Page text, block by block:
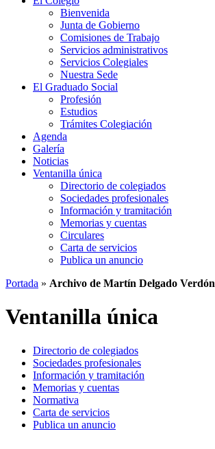
Bienvenida
Junta de Gobierno
Comisiones de Trabajo
Servicios administrativos
Servicios Colegiales
Nuestra Sede
El Graduado Social
Profesión
Estudios
Trámites Colegiación
Agenda
Galería
Noticias
Ventanilla única
Directorio de colegiados
Sociedades profesionales
Información y tramitación
Memorias y cuentas
Circulares
Carta de servicios
Publica un anuncio
Portada » Archivo de Martín Delgado Verdón
Ventanilla única
Directorio de colegiados
Sociedades profesionales
Información y tramitación
Memorias y cuentas
Normativa
Carta de servicios
Publica un anuncio